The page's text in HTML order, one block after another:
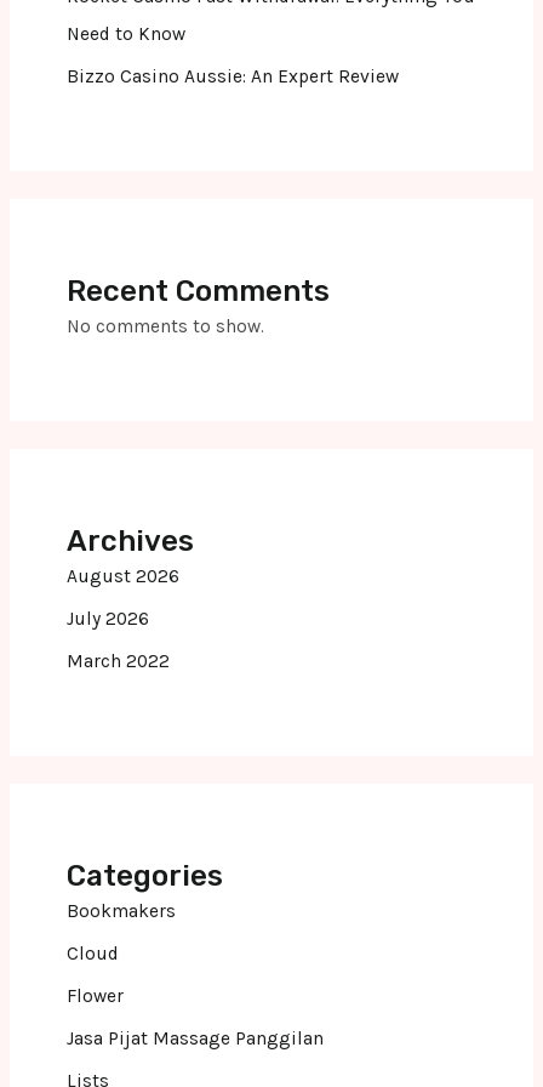
Need to Know
Bizzo Casino Aussie: An Expert Review
Recent Comments
No comments to show.
Archives
August 2026
July 2026
March 2022
Categories
Bookmakers
Cloud
Flower
Jasa Pijat Massage Panggilan
Lists